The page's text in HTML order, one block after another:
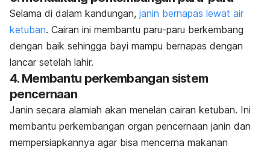
Selama di dalam kandungan, janin bernapas lewat air
ketuban. Cairan ini membantu paru-paru berkembang
dengan baik sehingga bayi mampu bernapas dengan
lancar setelah lahir.
4. Membantu perkembangan sistem
pencernaan
Janin secara alamiah akan menelan cairan ketuban. Ini
membantu perkembangan organ pencernaan janin dan
mempersiapkannya agar bisa mencerna makanan